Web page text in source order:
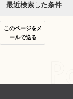
最近検索した条件
このページをメ
ールで送る